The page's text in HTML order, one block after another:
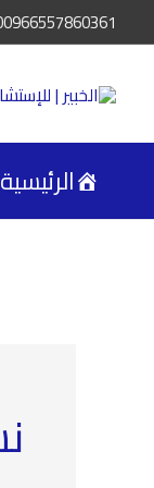
تخطي
إلى
المحتوى
الرئيسية